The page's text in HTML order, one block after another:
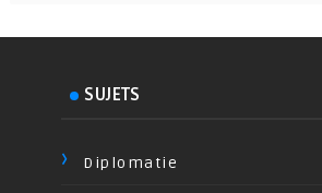
SUJETS
Diplomatie